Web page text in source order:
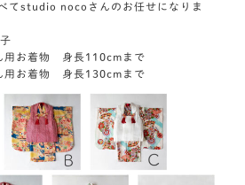
てstudio nocoさんのお任せになりま
用お着物 身長110cmまで
身長130cmまで